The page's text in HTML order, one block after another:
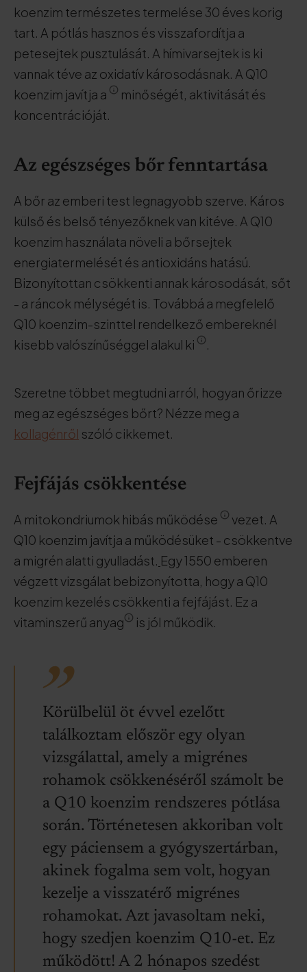
koenzim természetes termelése 30 éves korig
tart. A pótlás hasznos és visszafordítja a
petesejtek pusztulását. A hímivarsejtek is ki
vannak téve az oxidatív károsodásnak. A Q10
koenzim javítja a
minőségét, aktivitását és
koncentrációját.
Az egészséges bőr fenntartása
A bőr az emberi test legnagyobb szerve. Káros
külső és belső tényezőknek van kitéve. A Q10
koenzim használata növeli a bőrsejtek
energiatermelését és antioxidáns hatású.
Bizonyítottan csökkenti annak károsodását, sőt
- a ráncok mélységét is. Továbbá a megfelelő
Q10 koenzim-szinttel rendelkező embereknél
kisebb valószínűséggel alakul ki
.
Szeretne többet megtudni arról, hogyan őrizze
meg az egészséges bőrt? Nézze meg a
kollagénről szóló cikkemet.
Fejfájás csökkentése
A mitokondriumok hibás működése
vezet. A
Q10 koenzim javítja a működésüket - csökkentve
a migrén alatti gyulladást. Egy 1550 emberen
végzett vizsgálat bebizonyította, hogy a Q10
koenzim kezelés csökkenti a fejfájást. Ez a
vitaminszerű anyag
is jól működik.
Körülbelül öt évvel ezelőtt
találkoztam először egy olyan
vizsgálattal, amely a migrénes
rohamok csökkenéséről számolt be
a Q10 koenzim rendszeres pótlása
során. Történetesen akkoriban volt
egy páciensem a gyógyszertárban,
akinek fogalma sem volt, hogyan
kezelje a visszatérő migrénes
rohamokat. Azt javasoltam neki,
hogy szedjen koenzim Q10-et. Ez
működött! A 2 hónapos szedést